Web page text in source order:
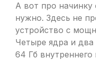
А вот про начинку
нужно. Здесь не
устройство с
Четыре ядра и два
64 Гб внутреннего